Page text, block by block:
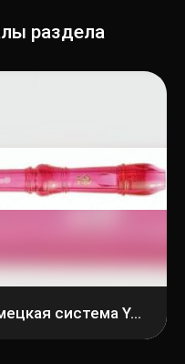
раздела
Блокфлейта сопрано немецкая система Yamaha YRS-20GP